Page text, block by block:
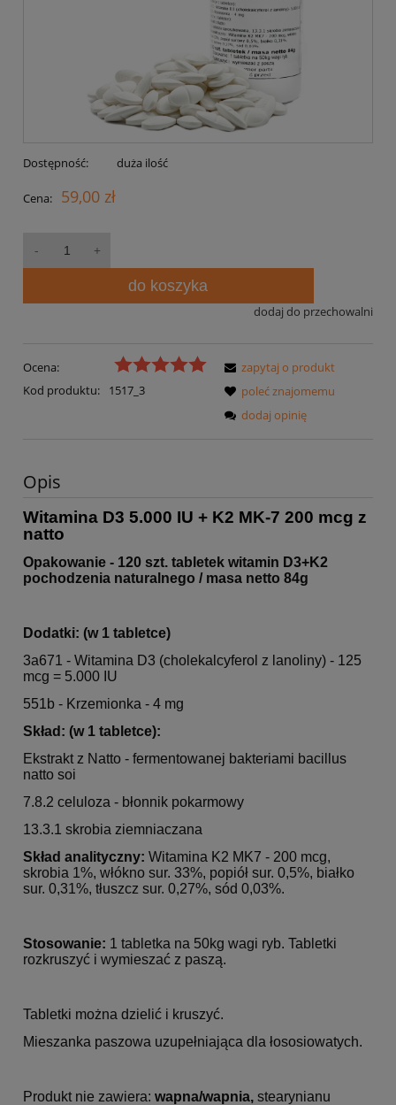
Dostępność: duża ilość
Cena: 59,00 zł
do koszyka
dodaj do przechowalni
Ocena:
Kod produktu:
1517_3
zapytaj o produkt
poleć znajomemu
dodaj opinię
Opis
Witamina D3 5.000 IU + K2 MK-7 200 mcg z
natto
Opakowanie - 120 szt. tabletek witamin D3+K2
pochodzenia naturalnego / masa netto 84g
Dodatki: (w 1 tabletce)
3a671 - Witamina D3 (cholekalcyferol z lanoliny) - 125
mcg = 5.000 IU
551b - Krzemionka - 4 mg
Skład: (w 1 tabletce):
Ekstrakt z Natto - fermentowanej bakteriami bacillus
natto soi
7.8.2 celuloza - błonnik pokarmowy
13.3.1 skrobia ziemniaczana
Skład analityczny: Witamina K2 MK7 - 200 mcg,
skrobia 1%, włókno sur. 33%, popiół sur. 0,5%, białko
sur. 0,31%, tłuszcz sur. 0,27%, sód 0,03%.
Stosowanie: 1 tabletka na 50kg wagi ryb. Tabletki
rozkruszyć i wymieszać z paszą.
Tabletki można dzielić i kruszyć.
Mieszanka paszowa uzupełniająca dla łososiowatych.
Produkt nie zawiera: wapna/wapnia, stearynianu